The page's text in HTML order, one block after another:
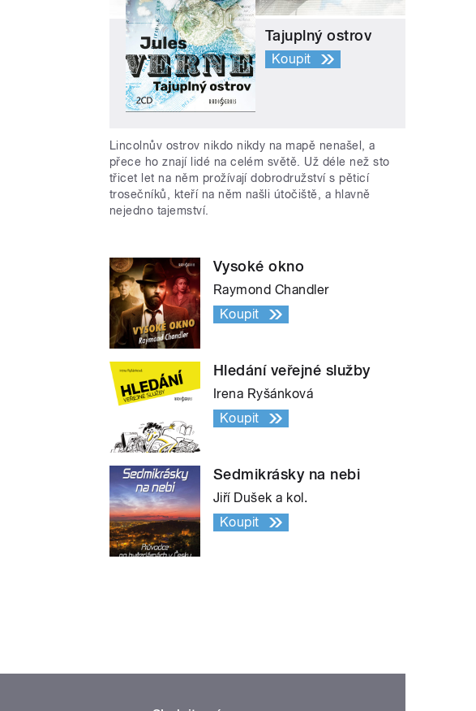
Tajuplný ostrov
Koupit
Lincolnův ostrov nikdo nikdy na mapě nenašel, a
přece ho znají lidé na celém světě. Už déle než sto
třicet let na něm prožívají dobrodružství s pěticí
trosečníků, kteří na něm našli útočiště, a hlavně
nejedno tajemství.
Vysoké okno
Raymond Chandler
Koupit
Hledání veřejné služby
Irena Ryšánková
Koupit
Sedmikrásky na nebi
Jiří Dušek a kol.
Koupit